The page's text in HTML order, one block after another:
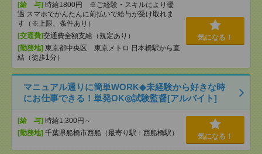
[給 与] 時給1800円 ※ご経験・スキルにより優
遇 スマホでかんたんに前払いで給与が受け取れま
す（※上限、条件あり）
[交通費]交通費全額支給（規定あり）
[勤務地] 東京都中央区 東京メトロ 日本橋駅から直
結（徒歩1分）
気になる！
マニュアル通りに簡単WORK◆未経験から好きな時
にお仕事できる！単発OK◎試験監督[アルバイト]
[給 与] 時給1,300円～
[勤務地] 千葉県船橋市西船（最寄り駅：西船橋駅） 気になる！